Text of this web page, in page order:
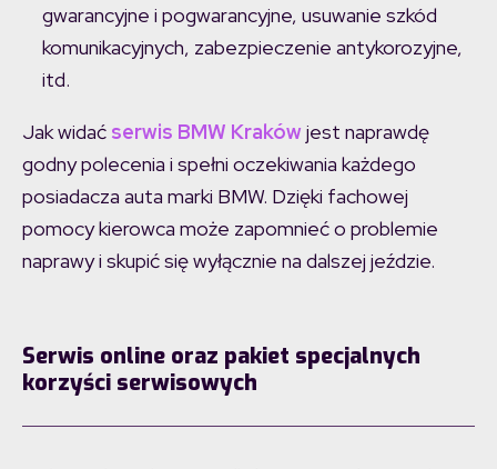
gwarancyjne i pogwarancyjne, usuwanie szkód
komunikacyjnych, zabezpieczenie antykorozyjne,
itd.
Jak widać serwis BMW Krakówjest naprawdę
godny polecenia i spełni oczekiwania każdego
posiadacza auta marki BMW. Dzięki fachowej
pomocy kierowca może zapomnieć o problemie
naprawy i skupić się wyłącznie na dalszej jeździe.
Serwis online oraz pakiet specjalnych
korzyści serwisowych